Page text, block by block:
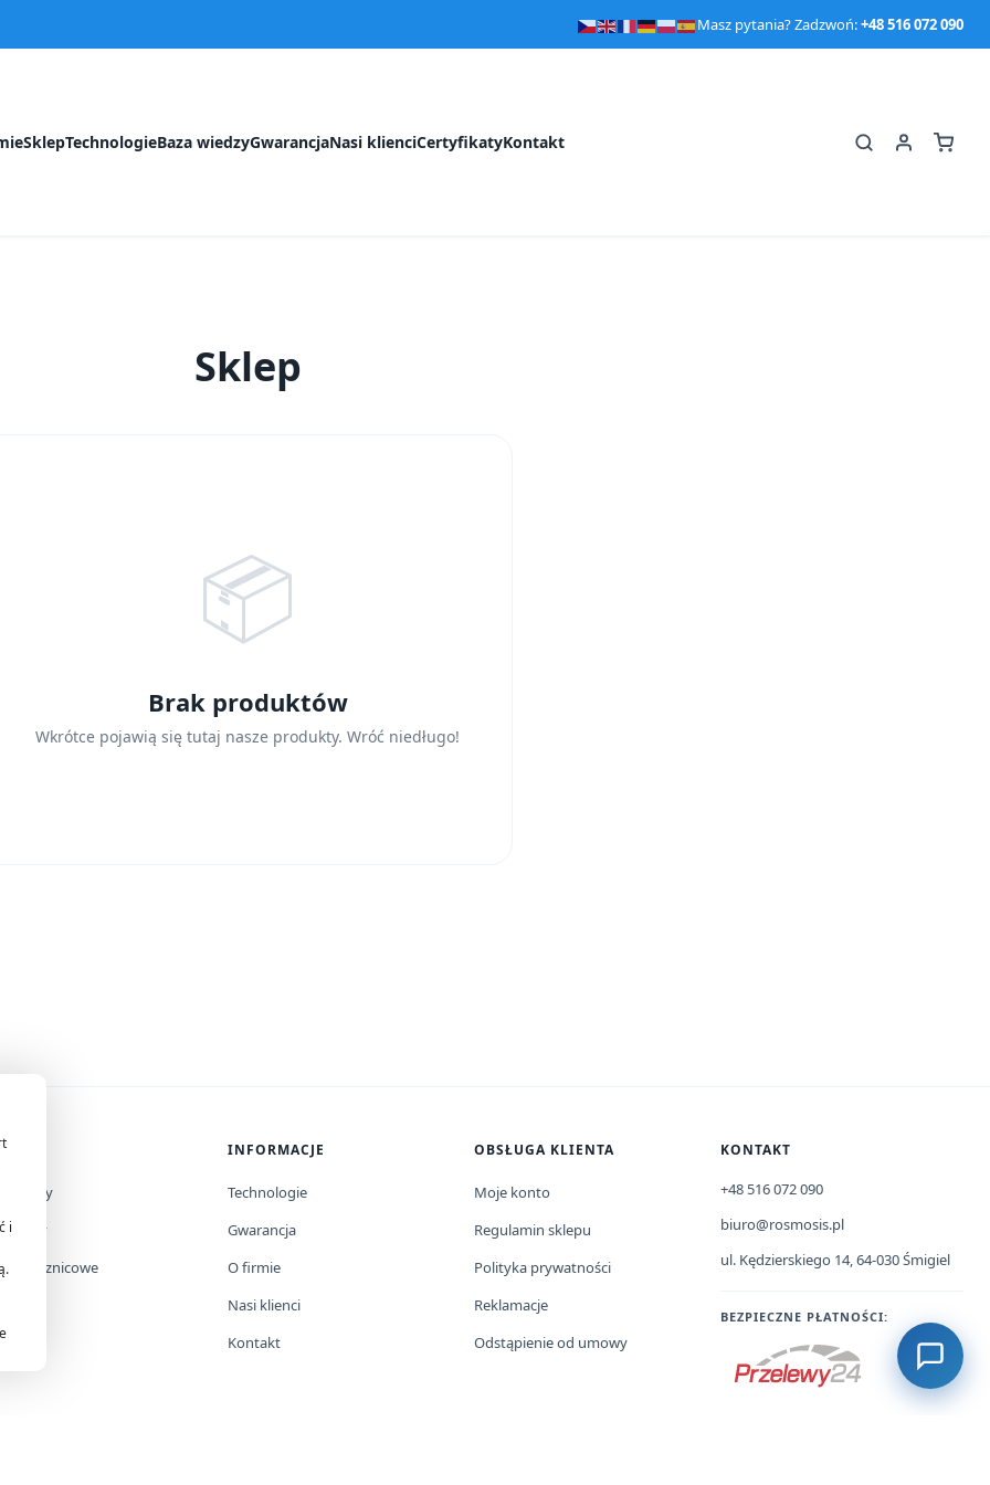
Masz pytania? Zadzwoń:+48 516 072 090
SklepTechnologieBaza wiedzyGwarancjaNasi klienciCertyfikatyKontakt
Sklep
📦
Brak produktów
Wkrótce pojawią się tutaj nasze produkty. Wróć niedługo!
wody
prysznicowe
INFORMACJE
Technologie
Gwarancja
O firmie
Nasi klienci
Kontakt
OBSŁUGA KLIENTA
Moje konto
Regulamin sklepu
Polityka prywatności
Reklamacje
Odstąpienie od umowy
KONTAKT
+48 516 072 090
biuro@rosmosis.pl
ul. Kędzierskiego 14, 64-030 Śmigiel
BEZPIECZNE PŁATNOŚCI:
i